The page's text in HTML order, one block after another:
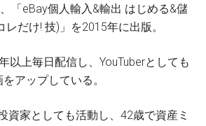
「eBay個人輸入&輸出 はじめる&儲
だけ! 技)」を2015年に出版。
以上毎日配信し、YouTuberとしても
アップしている。
資家としても活動し、42歳で資産ミ